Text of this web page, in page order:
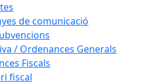
de comunicació
/ Ordenances Generals
Fiscals
fiscal